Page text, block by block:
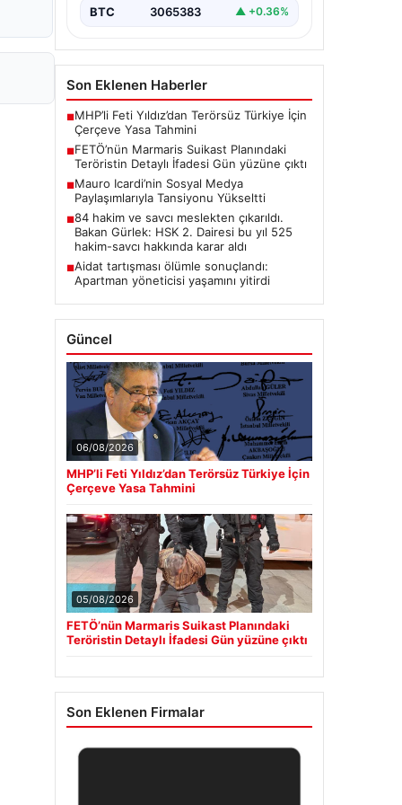
BTC 3065383 ▲ +0.36%
Son Eklenen Haberler
■MHP’li Feti Yıldız’dan Terörsüz Türkiye İçin
Çerçeve Yasa Tahmini
■FETÖ’nün Marmaris Suikast Planındaki
Teröristin Detaylı İfadesi Gün yüzüne çıktı
■Mauro Icardi’nin Sosyal Medya
Paylaşımlarıyla Tansiyonu Yükseltti
■84 hakim ve savcı meslekten çıkarıldı.
Bakan Gürlek: HSK 2. Dairesi bu yıl 525
hakim-savcı hakkında karar aldı
■Aidat tartışması ölümle sonuçlandı:
Apartman yöneticisi yaşamını yitirdi
Güncel
06/08/2026
MHP’li Feti Yıldız’dan Terörsüz Türkiye İçin
Çerçeve Yasa Tahmini
05/08/2026
FETÖ’nün Marmaris Suikast Planındaki
Teröristin Detaylı İfadesi Gün yüzüne çıktı
Son Eklenen Firmalar